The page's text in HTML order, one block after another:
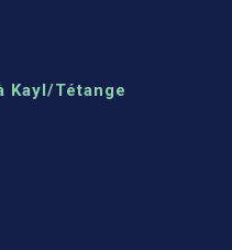
Kayl/Tétange